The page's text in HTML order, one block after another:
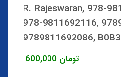
R. Rajeswaran, 978-
978-9811692116,
9789811692086,
600,000 تومان